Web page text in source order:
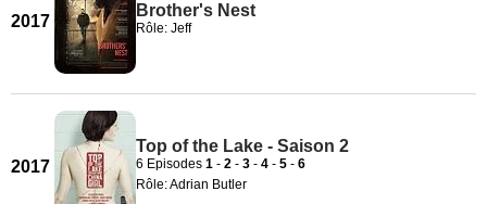
2017
Brother's Nest
Rôle: Jeff
2017
Top of the Lake - Saison 2
6 Episodes 1 - 2 - 3 - 4 - 5 - 6
Rôle: Adrian Butler